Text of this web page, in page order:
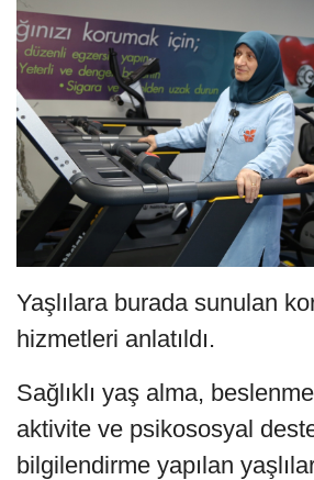
Yaşlılara burada sunulan
hizmetleri anlatıldı.
Sağlıklı yaş alma,
aktivite ve psikososyal
bilgilendirme yapılan